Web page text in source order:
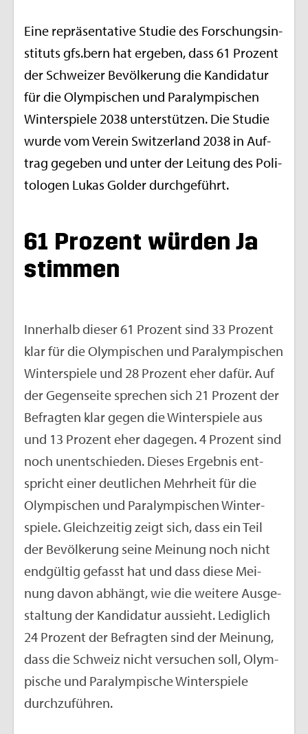
Eine re­prä­sen­ta­ti­ve Stu­die des For­schungs­in­
sti­tuts gfs.​bern hat er­ge­ben, dass 61 Pro­zent
der Schwei­zer Be­völ­ke­rung die Kan­di­da­tur
für die Olym­pi­schen und Pa­ralym­pi­schen
Win­ter­spie­le 2038 un­ter­stüt­zen. Die Stu­die
wurde vom Ver­ein Swit­zer­land 2038 in Auf­
trag ge­ge­ben und unter der Lei­tung des Po­li­
to­lo­gen Lukas Golder durch­ge­führt.
61 Pro­zent wür­den Ja
stim­men
In­ner­halb die­ser 61 Pro­zent sind 33 Pro­zent
klar für die Olym­pi­schen und Pa­ralym­pi­schen
Win­ter­spie­le und 28 Pro­zent eher dafür. Auf
der Ge­gen­sei­te spre­chen sich 21 Pro­zent der
Be­frag­ten klar gegen die Win­ter­spie­le aus
und 13 Pro­zent eher da­ge­gen. 4 Pro­zent sind
noch un­ent­schie­den. Die­ses Er­geb­nis ent­
spricht einer deut­li­chen Mehr­heit für die
Olym­pi­schen und Pa­ralym­pi­schen Win­ter­
spie­le. Gleich­zei­tig zeigt sich, dass ein Teil
der Be­völ­ke­rung seine Mei­nung noch nicht
end­gül­tig ge­fasst hat und dass diese Mei­
nung davon ab­hängt, wie die wei­te­re Aus­ge­
stal­tung der Kan­di­da­tur aus­sieht. Le­dig­lich
24 Pro­zent der Be­frag­ten sind der Mei­nung,
dass die Schweiz nicht ver­su­chen soll, Olym­
pi­sche und Pa­ralym­pi­sche Win­ter­spie­le
durch­zu­füh­ren.